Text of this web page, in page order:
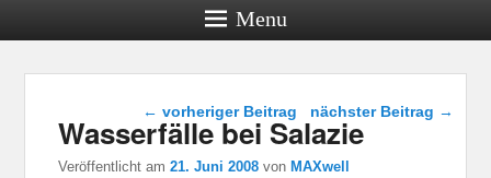
Menu
Beitragsnavigation
← vorheriger Beitrag nächster Beitrag →
Wasserfälle bei Salazie
Veröffentlicht am21. Juni 2008 vonMAXwell